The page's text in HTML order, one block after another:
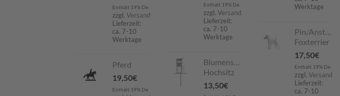
Enthält 19% De
zzgl. Versand
Lieferzeit:
ca. 7-10
Werktage
Pferd
19,50€
Enthält 19% De
Enthält 19% De
zzgl. Versand
Lieferzeit:
ca. 7-10
Werktage
Blumenstecker
Hochsitz
13,50€
Werktage
Pin/Anstecker
Foxterrier
17,50€
Enthält 19% De
zzgl. Versand
Lieferzeit:
ca. 7-10